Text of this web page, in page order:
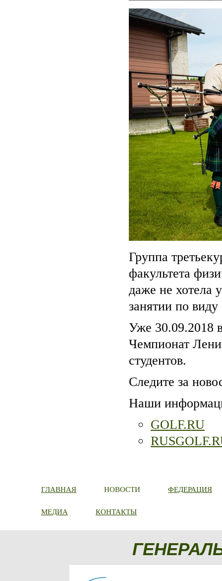
Группа
факультета
даже не хотела
занятии по
Уже 30.09.2018
Чемпионат
студентов.
Следите за
Наши
GOLF.RU
ГЛАВНАЯ НОВОСТИ ФЕДЕРАЦИЯ
МЕДИА КОНТАКТЫ